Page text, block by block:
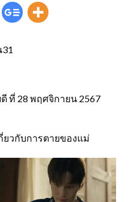
ที่ 28 พฤศจิกายน 2567
ยวกับการตายของแม่